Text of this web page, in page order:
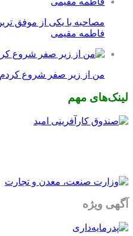
من از زیر صفر شروع کردم
لینک‌های مهم
پدر مایه‌داری؛
شدن
ما را دنبال کنید